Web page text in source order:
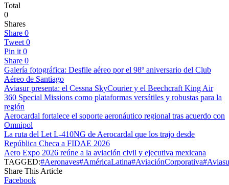
Total
0
Shares
Share 0
Tweet 0
Pin it 0
Share 0
Galería fotográfica: Desfile aéreo por el 98º aniversario del Club
Aéreo de Santiago
Aviasur presenta: el Cessna SkyCourier y el Beechcraft King Air
360 Special Missions como plataformas versátiles y robustas para la
región
Aerocardal fortalece el soporte aeronáutico regional tras acuerdo con
Omnipol
La ruta del Let L-410NG de Aerocardal que los trajo desde
República Checa a FIDAE 2026
Aero Expo 2026 reúne a la aviación civil y ejecutiva mexicana
TAGGED:#Aeronaves#AméricaLatina#AviaciónCorporativa
Share This Article
Facebook